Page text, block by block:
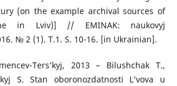
(on the example archival sources of
in Lviv)] // EMINAK: naukovyj
№ 2 (1). T.1. S. 10-16. [in Ukrainian].
Ters’kyj, 2013 – Bilushchak T.,
S. Stan oboronozdatnosti L’vova u